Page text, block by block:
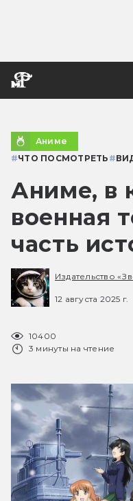
Аниме
#ЧТО ПОСМОТРЕТЬ #
Аниме, в
военная
часть
Издательство
12 августа 2025 г.
10400
3 минуты на чтение